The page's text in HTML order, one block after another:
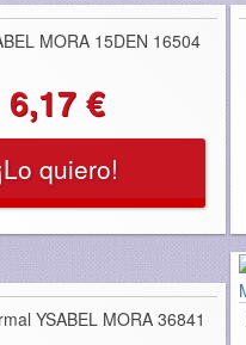
MORA 15DEN 16504
6,17 €
¡Lo quiero!
YSABEL MORA 36841